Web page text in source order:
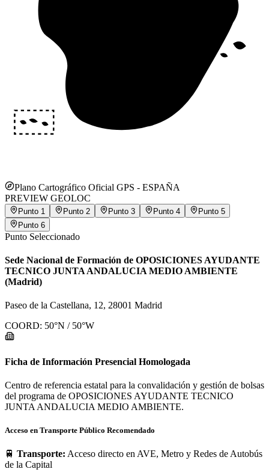
Plano Cartográfico Oficial GPS - ESPAÑA
PREVIEW GEOLOC
Punto 1 Punto 2 Punto 3 Punto 4 Punto 5
Punto 6
Punto Seleccionado
Sede Nacional de Formación de OPOSICIONES AYUDANTE
TECNICO JUNTA ANDALUCIA MEDIO AMBIENTE
(Madrid)
Paseo de la Castellana, 12, 28001 Madrid
COORD: 50°N / 50°W
Ficha de Información Presencial Homologada
Centro de referencia estatal para la convalidación y gestión de bolsas
del programa de OPOSICIONES AYUDANTE TECNICO
JUNTA ANDALUCIA MEDIO AMBIENTE.
Acceso en Transporte Público Recomendado
🚆 Transporte: Acceso directo en AVE, Metro y Redes de Autobús
de la Capital